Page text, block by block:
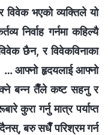
विवेक भएको व्यक्तिले यो
निर्वाह गर्नमा कहिल्यै
छैन, र विवेकविनाका
… आफ्नो हृदयलाई आफ्नो
बन्न तैँले कष्ट सहनु र
कुरा गर्नु मात्र पर्याप्त
बरु सधैँ परिश्रम गर्न